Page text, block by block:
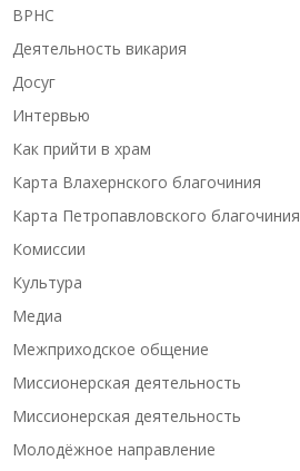
ВРНС
Деятельность викария
Досуг
Интервью
Как прийти в храм
Карта Влахернского благочиния
Карта Петропавловского благочиния
Комиссии
Культура
Медиа
Межприходское общение
Миссионерская деятельность
Миссионерская деятельность
Молодёжное направление